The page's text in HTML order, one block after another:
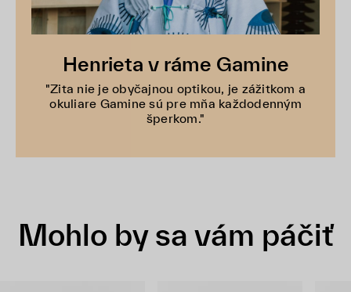
Henrieta v ráme Gamine
"Zita nie je obyčajnou optikou, je zážitkom a
okuliare Gamine sú pre mňa každodenným
šperkom."
Mohlo by sa vám páčiť